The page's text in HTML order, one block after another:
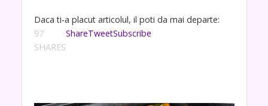
Daca ti-a placut articolul, il poti da mai departe:
97
SHARES
ShareTweetSubscribe